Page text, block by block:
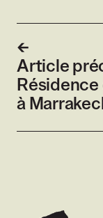
Article
Résidence
à